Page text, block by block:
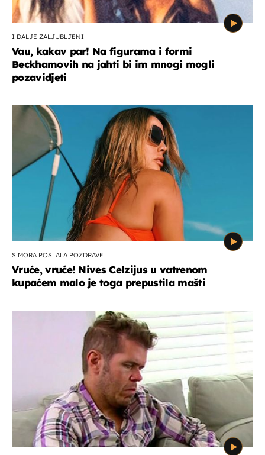
I DALJE ZALJUBLJENI
Vau, kakav par! Na figurama i formi
Beckhamovih na jahti bi im mnogi mogli
pozavidjeti
S MORA POSLALA POZDRAVE
Vruće, vruće! Nives Celzijus u vatrenom
kupaćem malo je toga prepustila mašti